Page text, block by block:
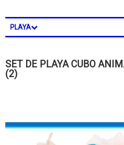
PLAYA
SET DE PLAYA CUBO
(2)